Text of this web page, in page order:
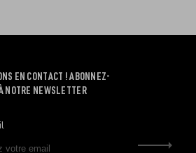
EN CONTACT ! ABONNEZ-
NOTRE NEWSLETTER